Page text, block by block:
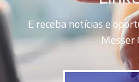
E receba notícias e
Messer